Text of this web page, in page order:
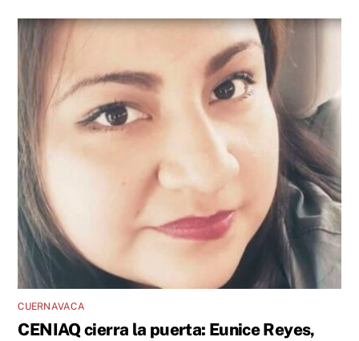
CUERNAVACA
CENIAQ cierra la puerta: Eunice Reyes,